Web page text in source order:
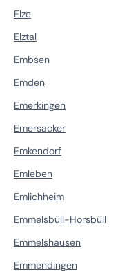
Elze
Elztal
Embsen
Emden
Emerkingen
Emersacker
Emkendorf
Emleben
Emlichheim
Emmelsbüll-Horsbüll
Emmelshausen
Emmendingen